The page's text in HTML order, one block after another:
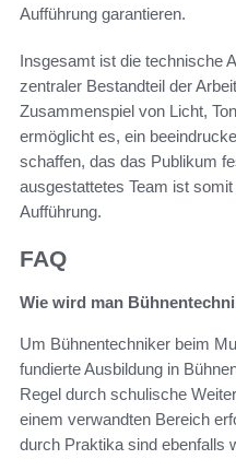
Aufführung garantieren.
Insgesamt ist die technische
zentraler Bestandteil der
Zusammenspiel von Licht,
ermöglicht es, ein
schaffen, das das Publikum
ausgestattetes Team ist
Aufführung.
FAQ
Wie wird man
Um Bühnentechniker beim
fundierte Ausbildung in
Regel durch schulische
einem verwandten Bereich
durch Praktika sind ebenfalls